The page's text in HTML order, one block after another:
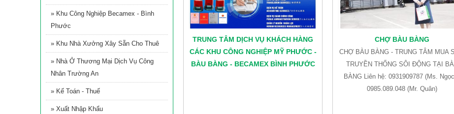
TRUNG TÂM DỊCH VỤ KHÁCH HÀNG
CÁC KHU CÔNG NGHIỆP MỸ PHƯỚC -
BÀU BÀNG - BECAMEX BÌNH PHƯỚC
CHỢ BÀU BÀNG
CHỢ BÀU BÀNG - TRUNG TÂM MUA
TRUYỀN THỐNG SÔI ĐỘNG TẠI
BÀNG Liên hệ: 0931909787 (Ms.
0985.089.048 (Mr. Quân)
» Khu Công Nghiệp Becamex - Bình
Phước
» Khu Nhà Xưởng Xây Sẵn Cho Thuê
» Nhà Ở Thương Mại Dịch Vụ Công
Nhân Trường An
» Kế Toán - Thuế
» Xuất Nhập Khẩu